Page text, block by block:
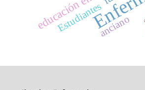
Estudiantesanciano